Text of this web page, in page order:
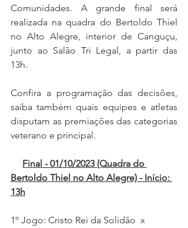
Comunidades. A grande final será
realizada na quadra do Bertoldo Thiel
no Alto Alegre, interior de Canguçu,
junto ao Salão Tri Legal, a partir das
13h.
Confira a programação das decisões,
saiba também quais equipes e atletas
disputam as premiações das categorias
veterano e principal.
Final - 01/10/2023 (Quadra do
Bertoldo Thiel no Alto Alegre) - Início:
13h
1º Jogo: Cristo Rei da Solidão  x